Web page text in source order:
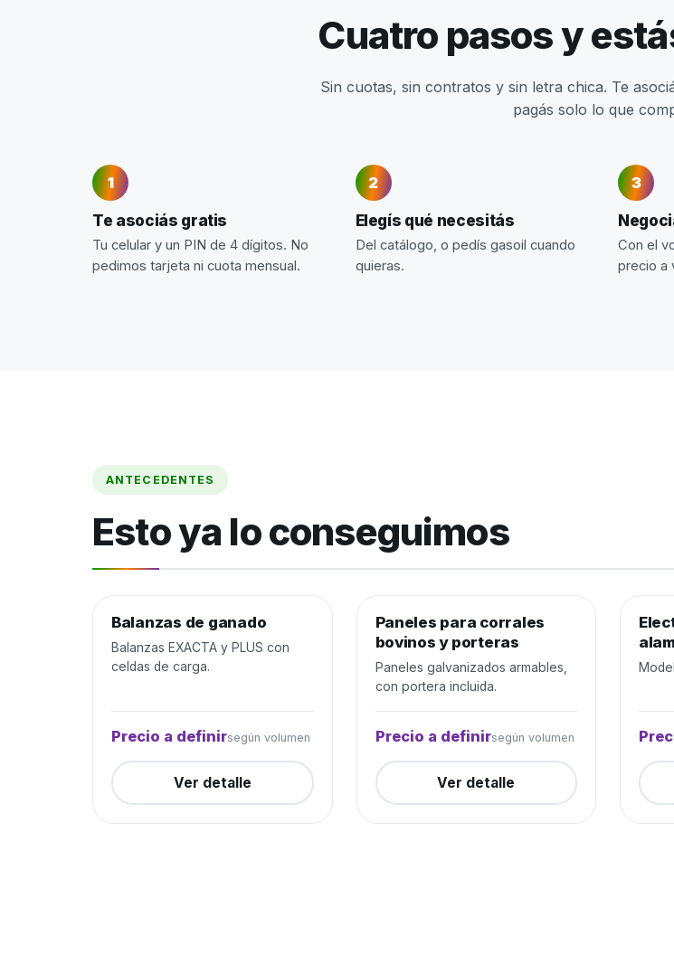
Cuatro pasos y
Sin cuotas, sin contratos y sin letra chica. Te
pagás solo lo que
Te asociás gratis
Tu celular y un PIN de 4 dígitos. No
pedimos tarjeta ni cuota mensual.
Elegís qué necesitás
Del catálogo, o pedís gasoil cuando
quieras.
Con el
precio a
ANTECEDENTES
Esto ya lo conseguimos
Manejo de ganado Cerrada
Balanzas de ganado
Balanzas EXACTA y PLUS con
celdas de carga.
Precio a definirsegún volumen
Ver detalle
Manejo de ganado Cerrada
Paneles para corrales
bovinos y porteras
Paneles galvanizados armables,
con portera incluida.
Precio a definirsegún volumen
Ver detalle